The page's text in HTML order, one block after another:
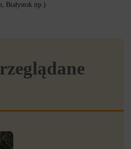
Białystok itp.)